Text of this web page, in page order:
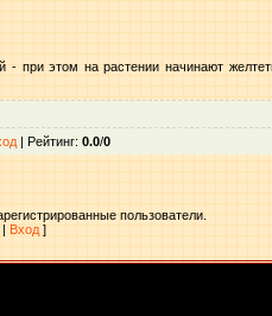
при этом на растении начинают
| Рейтинг: 0.0/0
пользователи.
| Вход ]